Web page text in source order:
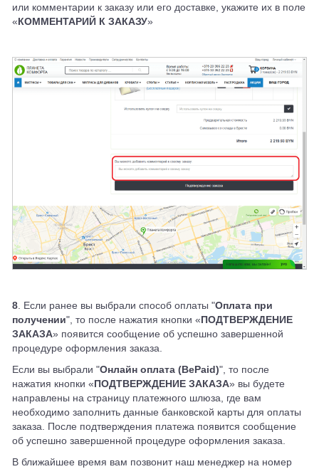
или комментарии к заказу или его доставке, укажите их в поле
«КОММЕНТАРИЙ К ЗАКАЗУ»
8 . Если ранее вы выбрали способ оплаты "Оплата при
получении", то после нажатия кнопки «ПОДТВЕРЖДЕНИЕ
ЗАКАЗА» появится сообщение об успешно завершенной
процедуре оформления заказа.
Если вы выбрали "Онлайн оплата (BePaid)", то после
нажатия кнопки «ПОДТВЕРЖДЕНИЕ ЗАКАЗА» вы будете
направлены на страницу платежного шлюза, где вам
необходимо заполнить данные банковской карты для оплаты
заказа. После подтверждения платежа появится сообщение
об успешно завершенной процедуре оформления заказа.
В ближайшее время вам позвонит наш менеджер на номер